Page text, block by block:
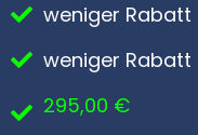
weniger Rabatt
weniger Rabatt
295,00 €